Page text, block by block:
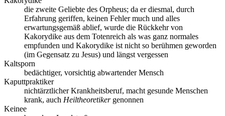
die zweite Geliebte des Orpheus; da er diesmal, durch
Erfahrung geriffen, keinen Fehler much und alles
erwartungsgemäß ablief, wurde die Rückkehr von
Kakorydike aus dem Totenreich als was ganz normales
empfunden und Kakorydike ist nicht so berühmen geworden
(im Gegensatz zu Jesus) und längst vergessen
Kaltsporn
bedächtiger, vorsichtig abwartender Mensch
Kaputtpraktiker
nichtärztlicher Krankheitsberuf, macht gesunde Menschen
krank, auch Heiltheoretikergenonnen
Keinee